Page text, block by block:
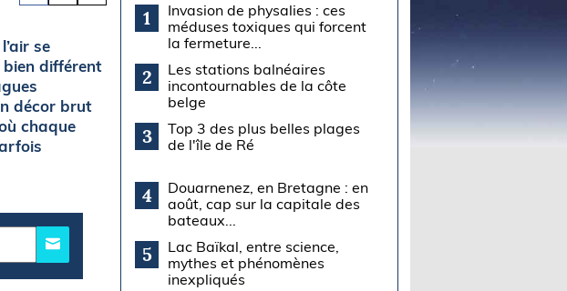
se
bien différent
décor brut
chaque
1
Invasion de physalies : ces
méduses toxiques qui forcent
la fermeture...
2
Les stations balnéaires
incontournables de la côte
belge
3
Top 3 des plus belles plages
de l'île de Ré
4
Douarnenez, en Bretagne : en
août, cap sur la capitale des
bateaux...
5
Lac Baïkal, entre science,
mythes et phénomènes
inexpliqués